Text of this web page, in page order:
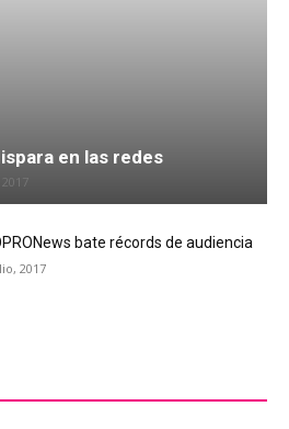
en las redes
bate récords de audiencia
2017